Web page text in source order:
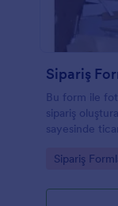
Sipariş
Bu form ile
sipariş
sayesinde
Go to
Sipariş